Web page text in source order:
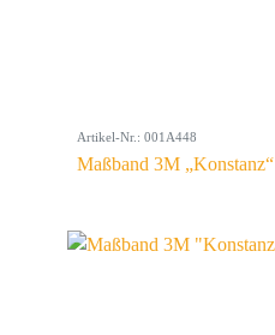
Artikel-Nr.: 001A448
Maßband 3M „Konstanz“